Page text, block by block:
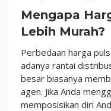
Mengapa
Lebih Murah?
Perbedaan harga
adanya rantai
besar biasanya
agen. Jika Anda
memposisikan diri